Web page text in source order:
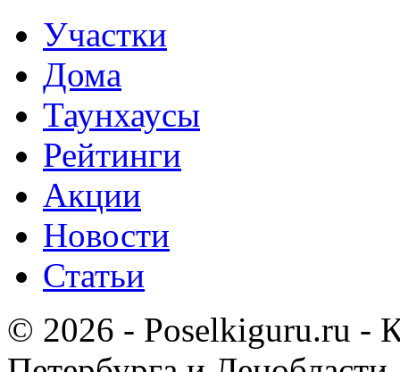
Участки
Дома
Таунхаусы
Рейтинги
Акции
Новости
Статьи
© 2026 - Poselkiguru.ru -